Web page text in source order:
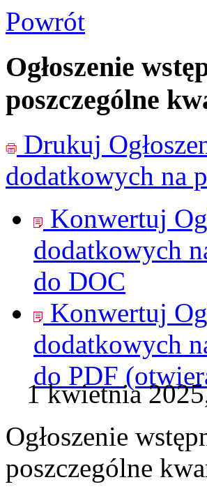
Powrót
Ogłoszenie
poszczególne
Drukuj
dodatkowych na
Konwertuj
dodatkowych
do DOC
Konwertuj
dodatkowych
do PDF
1 kwietnia
Ogłoszenie
poszczególne